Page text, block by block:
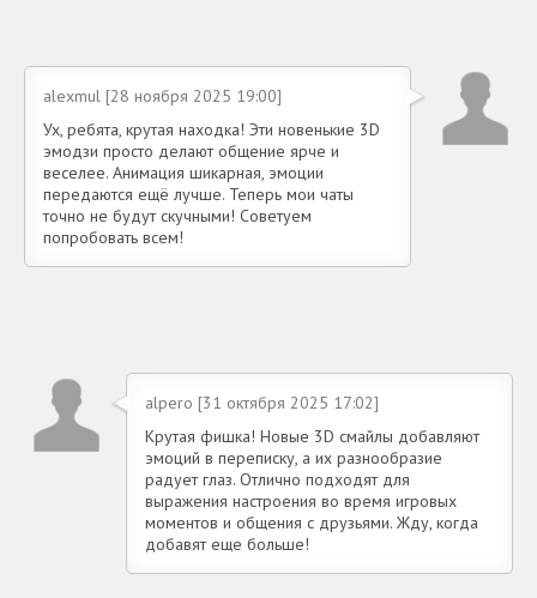
alexmul [28 ноября 2025 19:00]
Ух, ребята, крутая находка! Эти новенькие 3D
эмодзи просто делают общение ярче и
веселее. Анимация шикарная, эмоции
передаются ещё лучше. Теперь мои чаты
точно не будут скучными! Советуем
попробовать всем!
alpero [31 октября 2025 17:02]
Крутая фишка! Новые 3D смайлы добавляют
эмоций в переписку, а их разнообразие
радует глаз. Отлично подходят для
выражения настроения во время игровых
моментов и общения с друзьями. Жду, когда
добавят еще больше!